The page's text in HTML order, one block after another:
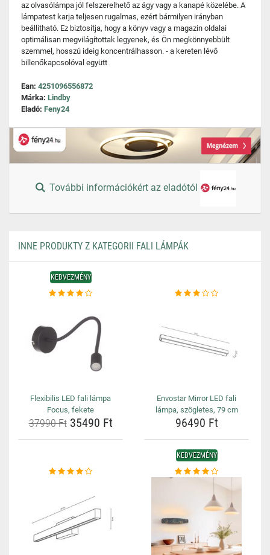
az olvasólámpa jól felszerelhető az ágy vagy a kanapé közelébe. A
lámpatest karja teljesen rugalmas, ezért bármilyen irányban
beállítható. Ez biztosítja, hogy a könyv vagy a magazin oldalai
optimálisan megvilágítottak legyenek, és Ön megkönnyebbült
szemmel, hosszú ideig koncentrálhasson. - a kereten lévő
billenőkapcsolóval együtt
Ean: 4251096556872
Márka: Lindby
Eladó: Feny24
További információkért az eladótól
INNE PRODUKTY Z KATEGORII FALI LÁMPÁK
KEDVEZMÉNY
Flexibilis LED fali lámpa
Focus, fekete
37990 Ft35490 Ft
Envostar Mirror LED fali
lámpa, szögletes, 79 cm
96490 Ft
KEDVEZMÉNY